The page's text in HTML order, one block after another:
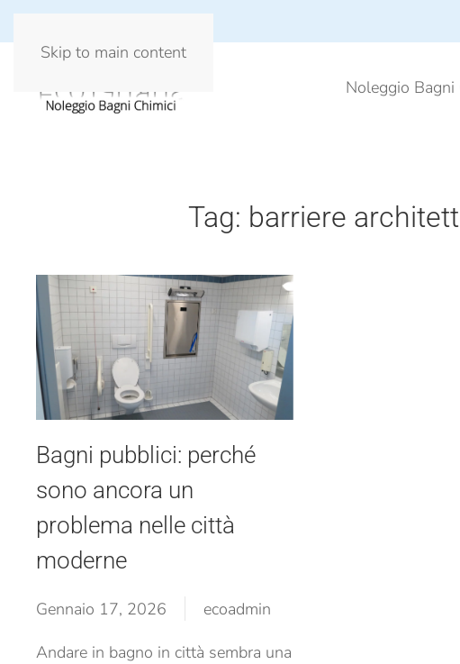
Skip to main content
Noleggio Bagni
Tag: barriere
Bagni pubblici: perché
sono ancora un
problema nelle città
moderne
Gennaio 17, 2026
ecoadmin
Andare in bagno in città sembra una